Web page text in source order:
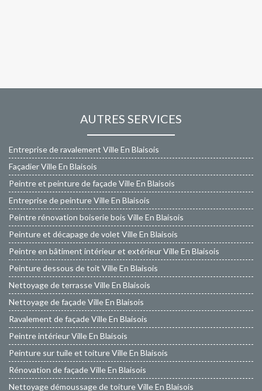
AUTRES SERVICES
Entreprise de ravalement Ville En Blaisois
Façadier Ville En Blaisois
Peintre et peinture de façade Ville En Blaisois
Entreprise de peinture Ville En Blaisois
Peintre rénovation boiserie bois Ville En Blaisois
Peinture et décapage de volet Ville En Blaisois
Peintre en bâtiment intérieur et extérieur Ville En Blaisois
Peinture dessous de toit Ville En Blaisois
Nettoyage de terrasse Ville En Blaisois
Nettoyage de façade Ville En Blaisois
Ravalement de façade Ville En Blaisois
Peintre intérieur Ville En Blaisois
Peinture sur tuile et toiture Ville En Blaisois
Rénovation de façade Ville En Blaisois
Nettoyage démoussage de toiture Ville En Blaisois